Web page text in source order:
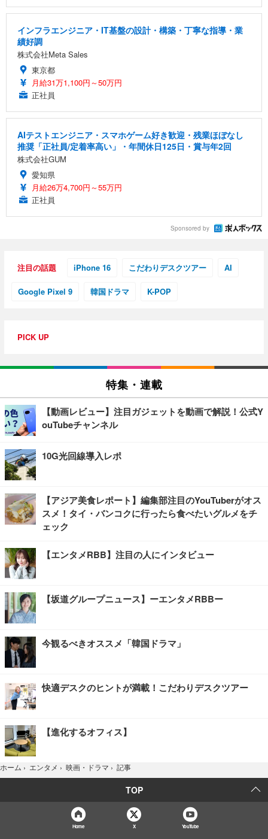
インフラエンジニア・IT基盤の設計・構築・丁寧な指導・業
績好調
株式会社Meta Sales
東京都
月給31万1,100円～50万円
正社員
AIテストエンジニア・スマホゲーム好き歓迎・残業ほぼなし
推奨「正社員/定着率高い」・年間休日125日・賞与年2回
株式会社GUM
愛知県
月給26万4,700円～55万円
正社員
Sponsored by
注目の話題 iPhone 16 こだわりデスクツアー AI
Google Pixel 9 韓国ドラマ K-POP
PICK UP
特集・連載
【動画レビュー】注目ガジェットを動画で解説！公式Y
ouTubeチャンネル
10G光回線導入レポ
【アジア美食レポート】編集部注目のYouTuberがオス
スメ！タイ・バンコクに行ったら食べたいグルメをチ
ェック
【エンタメRBB】注目の人にインタビュー
【坂道グループニュース】ーエンタメRBBー
今観るべきオススメ「韓国ドラマ」
快適デスクのヒントが満載！こだわりデスクツアー
【進化するオフィス】
ホーム › エンタメ › 映画・ドラマ › 記事
TOP
Home X YouTube